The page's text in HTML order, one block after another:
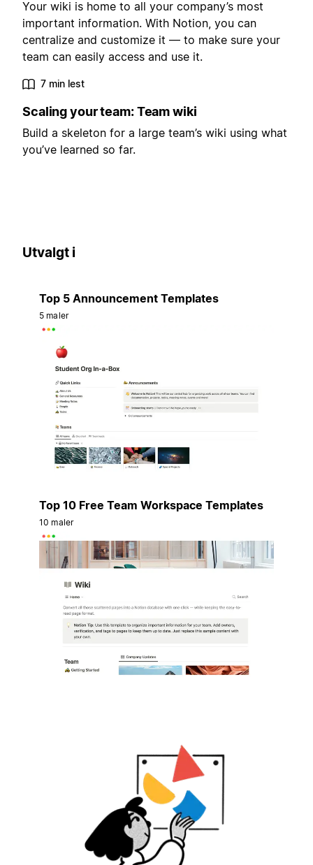
Your wiki is home to all your company’s most
important information. With Notion, you can
centralize and customize it — to make sure your
team can easily access and use it.
7 min lest
Scaling your team: Team wiki
Build a skeleton for a large team’s wiki using what
you’ve learned so far.
Utvalgt i
Top 5 Announcement Templates
5 maler
Top 10 Free Team Workspace Templates
10 maler